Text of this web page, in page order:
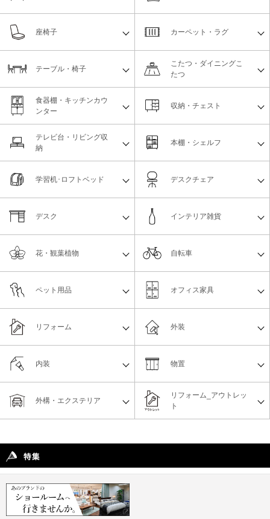
座椅子 カーペット・ラグ
テーブル・椅子
こたつ・ダイニングこ
たつ
食器棚・キッチンカウ
ンター
収納・チェスト
テレビ台・リビング収
納
本棚・シェルフ
学習机･ロフトベッド デスクチェア
デスク インテリア雑貨
花・観葉植物 自転車
ペット用品 オフィス家具
リフォーム
リフォーム_アウトレッ
ト
物置
外構・エクステリア
外装
内装